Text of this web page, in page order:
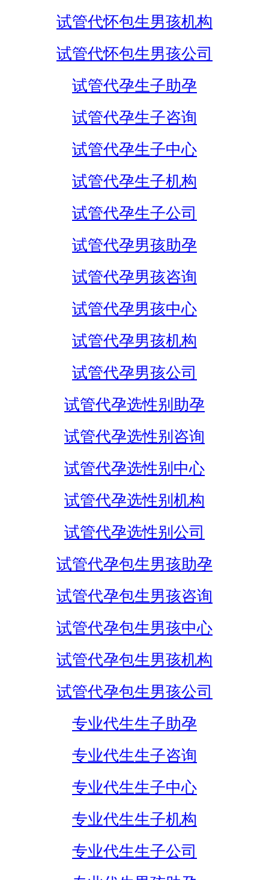
试管代怀包生男孩机构
试管代怀包生男孩公司
试管代孕生子助孕
试管代孕生子咨询
试管代孕生子中心
试管代孕生子机构
试管代孕生子公司
试管代孕男孩助孕
试管代孕男孩咨询
试管代孕男孩中心
试管代孕男孩机构
试管代孕男孩公司
试管代孕选性别助孕
试管代孕选性别咨询
试管代孕选性别中心
试管代孕选性别机构
试管代孕选性别公司
试管代孕包生男孩助孕
试管代孕包生男孩咨询
试管代孕包生男孩中心
试管代孕包生男孩机构
试管代孕包生男孩公司
专业代生生子助孕
专业代生生子咨询
专业代生生子中心
专业代生生子机构
专业代生生子公司